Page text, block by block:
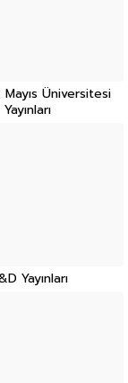
Üniversitesi
Yayınları
Yayınları